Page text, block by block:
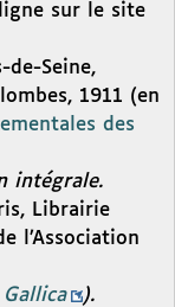
sur le site
de-Seine,
1911 (en
des
intégrale.
Librairie
l’Association
Gallica
).